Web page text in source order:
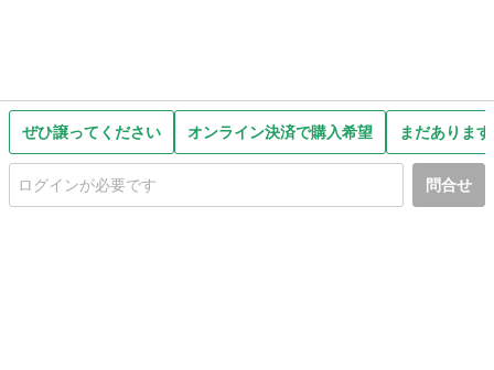
ぜひ譲ってください オンライン決済で購入希望 まだありま
問合せ